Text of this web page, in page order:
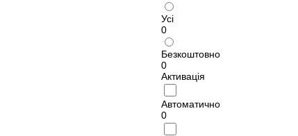
Усі
0
Безкоштовно
0
Активація
Автоматично
0